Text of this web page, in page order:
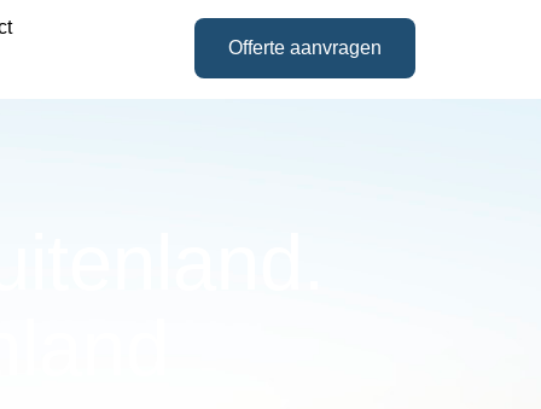
Offerte aanvragen